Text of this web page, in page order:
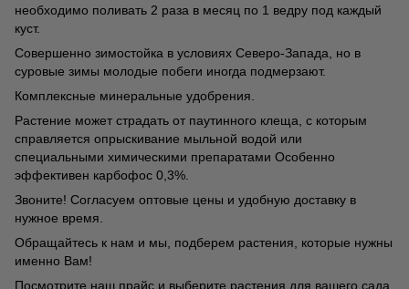
необходимо поливать 2 раза в месяц по 1 ведру под каждый
куст.
Совершенно зимостойка в условиях Северо-Запада, но в
суровые зимы молодые побеги иногда подмерзают.
Комплексные минеральные удобрения.
Растение может страдать от паутинного клеща, с которым
справляется опрыскивание мыльной водой или
специальными химическими препаратами Особенно
эффективен карбофос 0,3%.
Звоните! Согласуем оптовые цены и удобную доставку в
нужное время.
Обращайтесь к нам и мы, подберем растения, которые нужны
именно Вам!
Посмотрите наш прайс и выберите растения для вашего сада